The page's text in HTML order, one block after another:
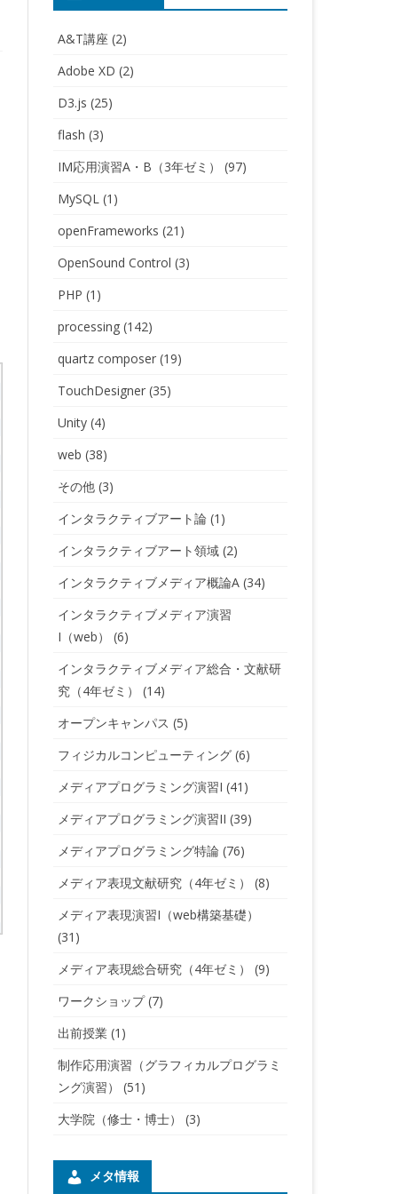
A&T講座 (2)
Adobe XD (2)
D3.js (25)
flash (3)
IM応用演習A・B（3年ゼミ）
(97)
MySQL(1)
openFrameworks (21)
OpenSound Control (3)
PHP (1)
processing(142)
quartz composer(19)
TouchDesigner(35)
Unity(4)
web (38)
その他(3)
インタラクティブアート論(1)
インタラクティブアート領域(2)
インタラクティブメディア概論A(34)
インタラクティブメディア演習
I（web）
(6)
インタラクティブメディア総合・文献研
究（4年ゼミ）
(14)
オープンキャンパス (5)
フィジカルコンピューティング(6)
メディアプログラミング演習I (41)
メディアプログラミング演習II (39)
メディアプログラミング特論(76)
メディア表現文献研究（4年ゼミ）
(8)
メディア表現演習I（web構築基礎）
(31)
メディア表現総合研究（4年ゼミ）
(9)
ワークショップ(7)
出前授業(1)
制作応用演習（グラフィカルプログラミ
ング演習）
(51)
大学院（修士・博士）
(3)
メタ情報